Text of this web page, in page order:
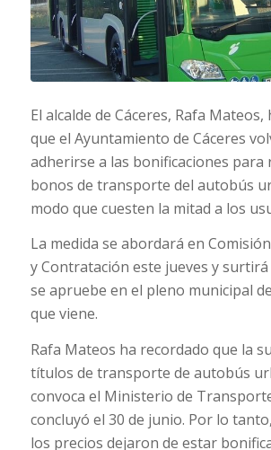
El alcalde de Cáceres, Rafa
que el Ayuntamiento de Cáceres
adherirse a las bonificaciones para
bonos de transporte del autobús
modo que cuesten la mitad a los
La medida se abordará en
y Contratación este jueves y
se apruebe en el pleno municipal
que viene.
Rafa Mateos ha recordado que la
títulos de transporte de autobús
convoca el Ministerio de
concluyó el 30 de junio. Por lo
los precios dejaron de estar